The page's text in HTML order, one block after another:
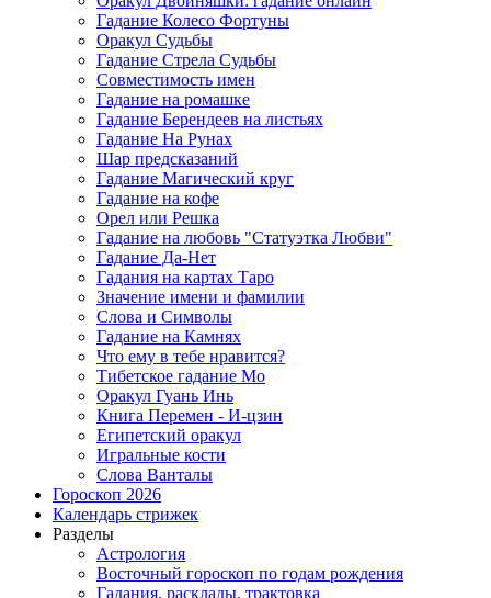
Гадание Колесо Фортуны
Оракул Судьбы
Гадание Стрела Судьбы
Совместимость имен
Гадание на ромашке
Гадание Берендеев на листьях
Гадание На Рунах
Шар предсказаний
Гадание Магический круг
Гадание на кофе
Орел или Решка
Гадание на любовь "Статуэтка Любви"
Гадание Да-Нет
Гадания на картах Таро
Значение имени и фамилии
Слова и Символы
Гадание на Камнях
Что ему в тебе нравится?
Тибетское гадание Мо
Оракул Гуань Инь
Книга Перемен - И-цзин
Египетский оракул
Игральные кости
Слова Ванталы
Гороскоп 2026
Календарь стрижек
Разделы
Астрология
Восточный гороскоп по годам рождения
Гадания, расклады, трактовка